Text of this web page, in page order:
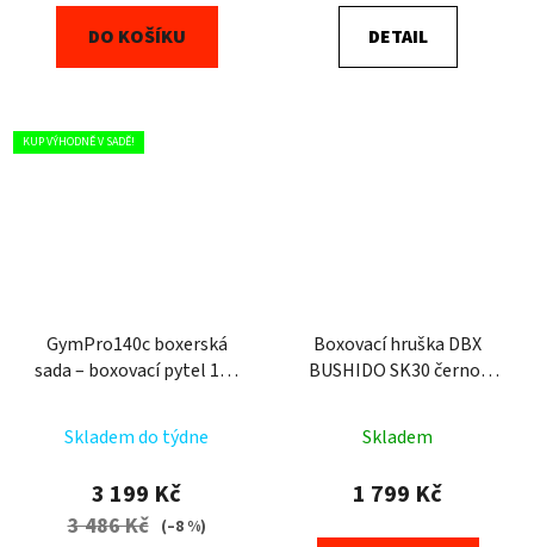
DO KOŠÍKU DETAIL
KUP VÝHODNĚ V SADĚ!
GymPro140c boxerská
sada – boxovací pytel 140
rukavice 10 oz. + montáž
+ omotávka
Skladem do týdne
3 199 Kč
3 486 Kč (–8 %)
Boxovací hruška DBX
BUSHIDO SK30 černo-
Skladem
1 799 Kč